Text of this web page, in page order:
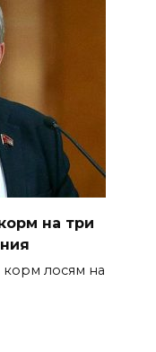
на три
корм лосям на